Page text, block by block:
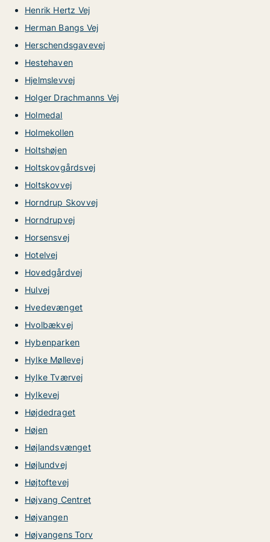
Henrik Hertz Vej
Herman Bangs Vej
Herschendsgavevej
Hestehaven
Hjelmslevvej
Holger Drachmanns Vej
Holmedal
Holmekollen
Holtshøjen
Holtskovgårdsvej
Holtskovvej
Horndrup Skovvej
Horndrupvej
Horsensvej
Hotelvej
Hovedgårdvej
Hulvej
Hvedevænget
Hvolbækvej
Hybenparken
Hylke Møllevej
Hylke Tværvej
Hylkevej
Højdedraget
Højen
Højlandsvænget
Højlundvej
Højtoftevej
Højvang Centret
Højvangen
Højvangens Torv